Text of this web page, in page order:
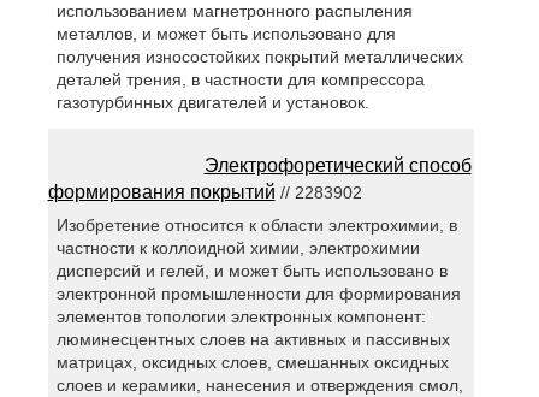
использованием магнетронного распыления
металлов, и может быть использовано для
получения износостойких покрытий металлических
деталей трения, в частности для компрессора
газотурбинных двигателей и установок.
Электрофоретический способ
формирования покрытий // 2283902
Изобретение относится к области электрохимии, в
частности к коллоидной химии, электрохимии
дисперсий и гелей, и может быть использовано в
электронной промышленности для формирования
элементов топологии электронных компонент:
люминесцентных слоев на активных и пассивных
матрицах, оксидных слоев, смешанных оксидных
слоев и керамики, нанесения и отверждения смол,